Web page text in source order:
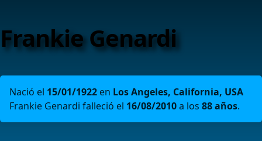
Frankie Genardi
Nació el 15/01/1922 en Los Angeles, California, USA
Frankie Genardi falleció el 16/08/2010a los 88 años.